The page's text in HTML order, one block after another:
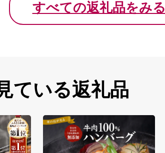
すべての返礼品をみる
ている返礼品